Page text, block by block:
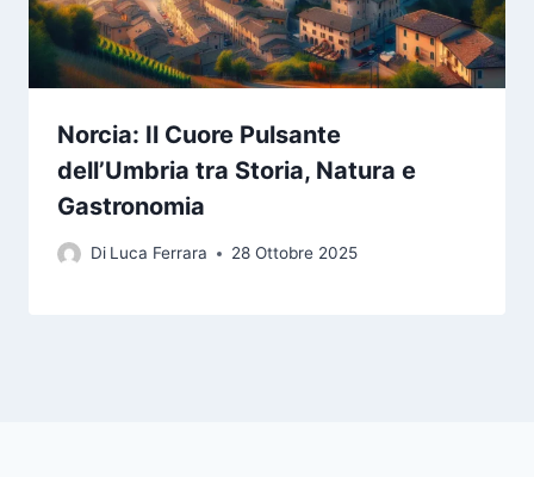
Norcia: Il Cuore Pulsante
dell’Umbria tra Storia, Natura e
Gastronomia
Di Luca Ferrara 28 Ottobre 2025